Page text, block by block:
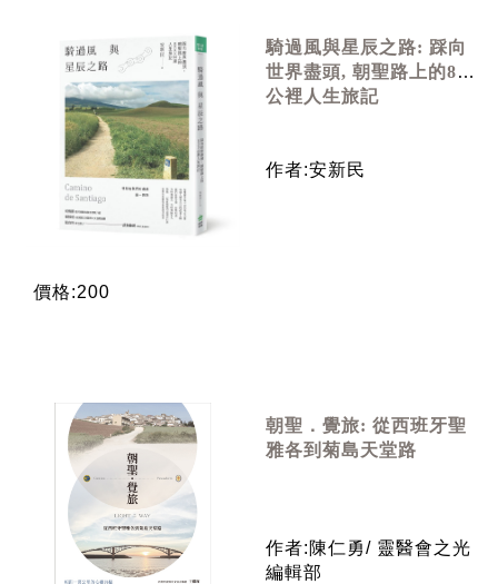
騎過風與星辰之路: 踩向
世界盡頭, 朝聖路上的800
公裡人生旅記
作者:安新民
價格:200
朝聖．覺旅: 從西班牙聖
雅各到菊島天堂路
作者:陳仁勇/ 靈醫會之光
編輯部